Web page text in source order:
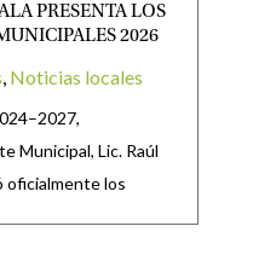
PRESENTA LOS
2026
, Noticias locales
Municipal, Lic. Raúl
oficialmente los